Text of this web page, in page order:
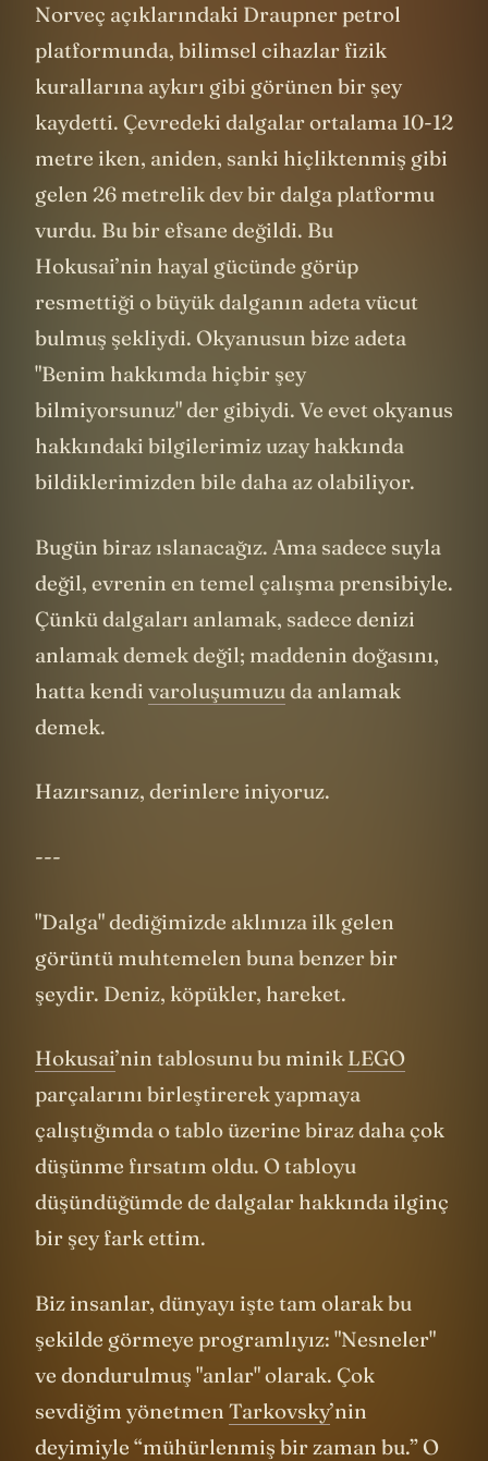
Norveç açıklarındaki Draupner petrol
platformunda, bilimsel cihazlar fizik
kurallarına aykırı gibi görünen bir şey
kaydetti. Çevredeki dalgalar ortalama 10-12
metre iken, aniden, sanki hiçliktenmiş gibi
gelen 26 metrelik dev bir dalga platformu
vurdu. Bu bir efsane değildi. Bu
Hokusai’nin hayal gücünde görüp
resmettiği o büyük dalganın adeta vücut
bulmuş şekliydi. Okyanusun bize adeta
"Benim hakkımda hiçbir şey
bilmiyorsunuz" der gibiydi. Ve evet okyanus
hakkındaki bilgilerimiz uzay hakkında
bildiklerimizden bile daha az olabiliyor.
Bugün biraz ıslanacağız. Ama sadece suyla
değil, evrenin en temel çalışma prensibiyle.
Çünkü dalgaları anlamak, sadece denizi
anlamak demek değil; maddenin doğasını,
hatta kendi varoluşumuzu da anlamak
demek.
Hazırsanız, derinlere iniyoruz.
---
"Dalga" dediğimizde aklınıza ilk gelen
görüntü muhtemelen buna benzer bir
şeydir. Deniz, köpükler, hareket.
Hokusai’nin tablosunu bu minik LEGO
parçalarını birleştirerek yapmaya
çalıştığımda o tablo üzerine biraz daha çok
düşünme fırsatım oldu. O tabloyu
düşündüğümde de dalgalar hakkında ilginç
bir şey fark ettim.
Biz insanlar, dünyayı işte tam olarak bu
şekilde görmeye programlıyız: "Nesneler"
ve dondurulmuş "anlar" olarak. Çok
sevdiğim yönetmen Tarkovsky’nin
deyimiyle “mühürlenmiş bir zaman bu.” O